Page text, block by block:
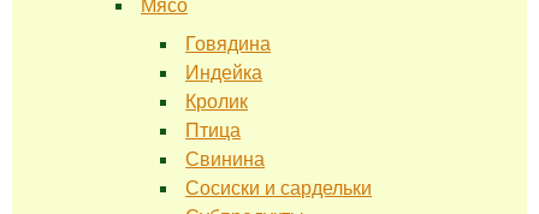
Мясо
Говядина
Индейка
Кролик
Птица
Свинина
Сосиски и сардельки